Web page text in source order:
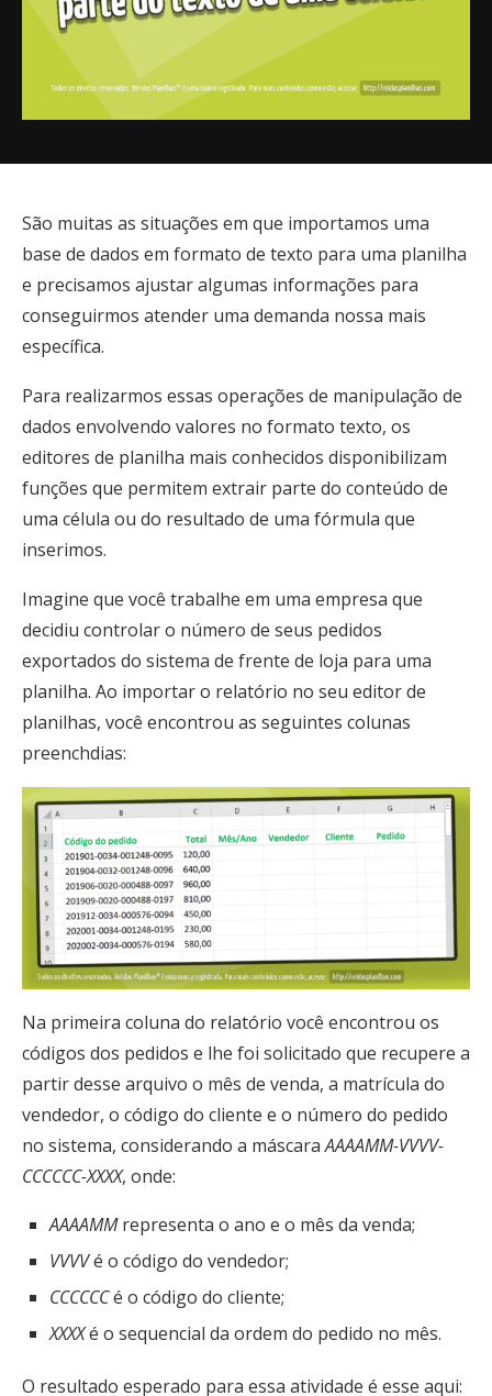
São muitas as situações em que importamos uma
base de dados em formato de texto para uma planilha
e precisamos ajustar algumas informações para
conseguirmos atender uma demanda nossa mais
específica.
Para realizarmos essas operações de manipulação de
dados envolvendo valores no formato texto, os
editores de planilha mais conhecidos disponibilizam
funções que permitem extrair parte do conteúdo de
uma célula ou do resultado de uma fórmula que
inserimos.
Imagine que você trabalhe em uma empresa que
decidiu controlar o número de seus pedidos
exportados do sistema de frente de loja para uma
planilha. Ao importar o relatório no seu editor de
planilhas, você encontrou as seguintes colunas
preenchdias:
Na primeira coluna do relatório você encontrou os
códigos dos pedidos e lhe foi solicitado que recupere a
partir desse arquivo o mês de venda, a matrícula do
vendedor, o código do cliente e o número do pedido
no sistema, considerando a máscaraAAAAMM-VVVV-
CCCCCC-XXXX, onde:
AAAAMMrepresenta o ano e o mês da venda;
VVVVé o código do vendedor;
CCCCCCé o código do cliente;
XXXXé o sequencial da ordem do pedido no mês.
O resultado esperado para essa atividade é esse aqui: